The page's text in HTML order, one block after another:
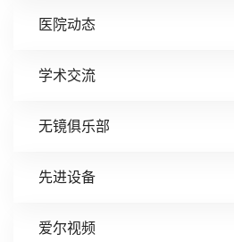
医院动态
学术交流
无镜俱乐部
先进设备
爱尔视频